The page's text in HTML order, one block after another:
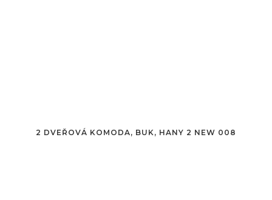
2 DVEŘOVÁ KOMODA, BUK, HANY 2 NEW 008